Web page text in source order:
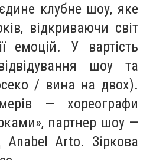
клубне шоу, яке
відкриваючи світ
емоцій. У вартість
шоу та
/ вина на двох).
— хореографи
партнер шоу —
Anabel Arto. Зіркова